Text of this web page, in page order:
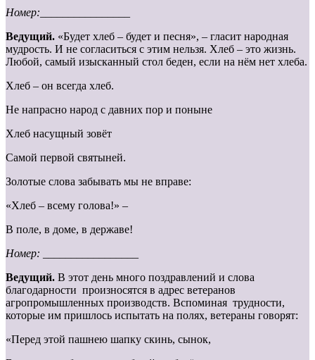
Номер:________________
Ведущий. «Будет хлеб – будет и песня», – гласит народная
мудрость. И не согласиться с этим нельзя. Хлеб – это жизнь.
Любой, самый изысканный стол беден, если на нём нет хлеба.
Хлеб – он всегда хлеб.
Не напрасно народ с давних пор и поныне
Хлеб насущный зовёт
Самой первой святыней.
Золотые слова забывать мы не вправе:
«Хлеб – всему голова!» –
В поле, в доме, в державе!
Номер: _________________
Ведущий. В этот день много поздравлений и слова
благодарности произносятся в адрес ветеранов
агропромышленных производств. Вспоминая трудности,
которые им пришлось испытать на полях, ветераны говорят:
«Перед этой пашнею шапку скинь, сынок,